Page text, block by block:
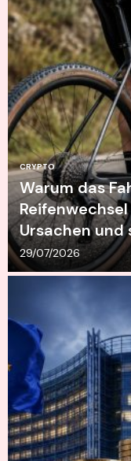
CRYPTO
Warum das
Ursachen und
29/07/2026